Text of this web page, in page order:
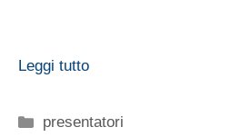
Leggi tutto
Categorie
presentatori